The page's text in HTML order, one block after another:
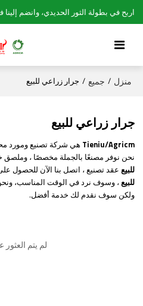
اربح في بطولة الثور الحديدي، وانضم إلينا
منزل / جميع / جرار زراعي للبيع
جرار زراعي للبيع
Tieniu/Agricm هي شركة تصنيع ومورد
نحن نوفر مصنعًا بالجملة مخصصًا ،
للبيع عقد تصنيع ، اتصل بنا الآن للحصول
للبيع ، وسوف نرد في الوقت المناسب،
ولكن سوف نقدم لك خدمة أفضل.
لم يتم العثور